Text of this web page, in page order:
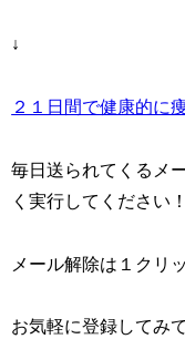
↓
２１日間で健康的に
毎日送られてくるメ
く実行してください！
メール解除は１クリ
お気軽に登録してみ